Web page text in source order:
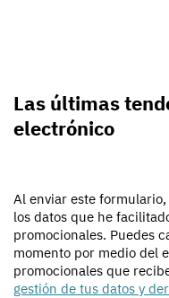
Las últimas
electrónico
Al enviar este
los datos que he
promocionales. Puedes
momento por medio del
promocionales que
gestión de tus datos y